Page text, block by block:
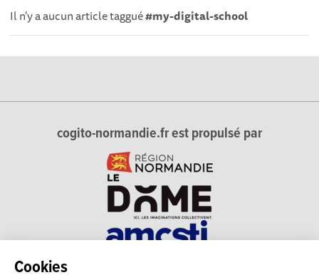
Cookies
Il n'y a aucun article taggué#my-digital-school
cogito-normandie.fr est propulsé par